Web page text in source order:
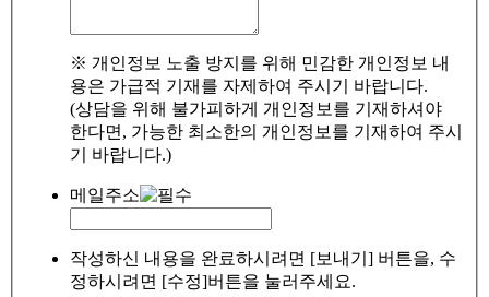
※ 개인정보 노출 방지를 위해 민감한 개인정보 내
용은 가급적 기재를 자제하여 주시기 바랍니다.
(상담을 위해 불가피하게 개인정보를 기재하셔야
한다면, 가능한 최소한의 개인정보를 기재하여 주시
기 바랍니다.)
메일주소
작성하신 내용을 완료하시려면 [보내기] 버튼을, 수
정하시려면 [수정]버튼을 눌러주세요.